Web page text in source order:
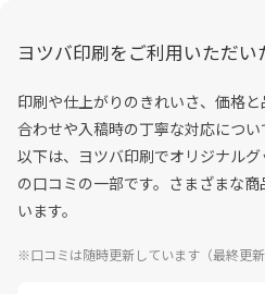
ヨツバ印刷をご利用いただい
印刷や仕上がりのきれいさ、価格
合わせや入稿時の丁寧な対応につい
以下は、ヨツバ印刷でオリジナル
の口コミの一部です。さまざまな
います。
※口コミは随時更新しています（最終更新